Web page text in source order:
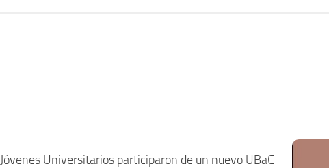
Jóvenes Universitarios participaron de un nuevo UBaC